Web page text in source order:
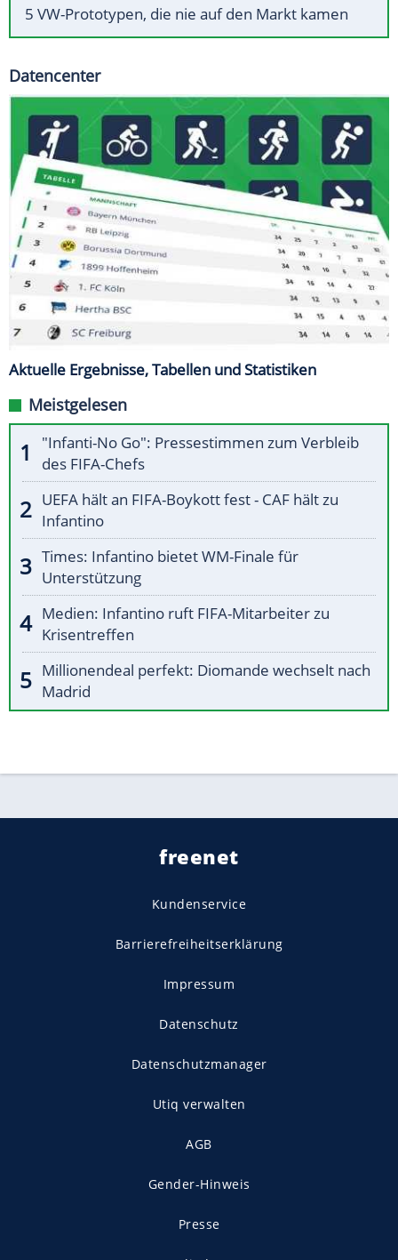
5 VW-Prototypen, die nie auf den Markt kamen
Datencenter
Aktuelle Ergebnisse, Tabellen und Statistiken
Meistgelesen
"Infanti-No Go": Pressestimmen zum Verbleib
des FIFA-Chefs
UEFA hält an FIFA-Boykott fest - CAF hält zu
Infantino
Times: Infantino bietet WM-Finale für
Unterstützung
Medien: Infantino ruft FIFA-Mitarbeiter zu
Krisentreffen
Millionendeal perfekt: Diomande wechselt nach
Madrid
freenet
Kundenservice
Barrierefreiheitserklärung
Impressum
Datenschutz
Datenschutzmanager
Utiq verwalten
AGB
Gender-Hinweis
Presse